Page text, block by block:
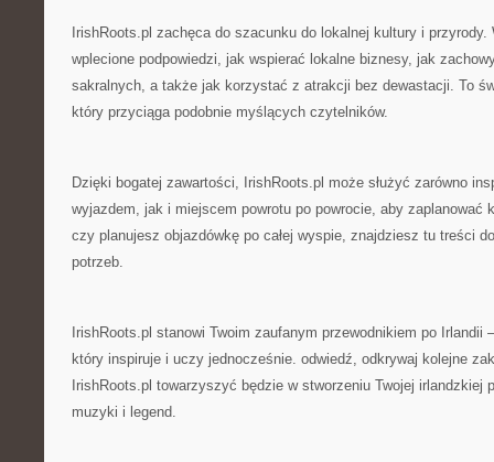
IrishRoots.pl zachęca do szacunku do lokalnej kultury i przyrody.
wplecione podpowiedzi, jak wspierać lokalne biznesy, jak
sakralnych, a także jak korzystać z atrakcji bez dewastacji. To
który przyciąga podobnie myślących czytelników.
Dzięki bogatej zawartości, IrishRoots.pl może służyć zarówno
wyjazdem, jak i miejscem powrotu po powrocie, aby zaplanować
czy planujesz objazdówkę po całej wyspie, znajdziesz tu treści
potrzeb.
IrishRoots.pl stanowi Twoim zaufanym przewodnikiem po Irlandii
który inspiruje i uczy jednocześnie. odwiedź, odkrywaj kolejne
IrishRoots.pl towarzyszyć będzie w stworzeniu Twojej irlandzkiej
muzyki i legend.